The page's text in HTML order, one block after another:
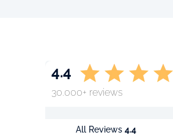
All Reviews 4.4
4.4
30.000+ reviews